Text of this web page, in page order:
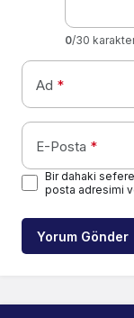
0/30
Ad *
E-Posta *
Bir dahaki sefere
posta adresimi
Yorum Gönder